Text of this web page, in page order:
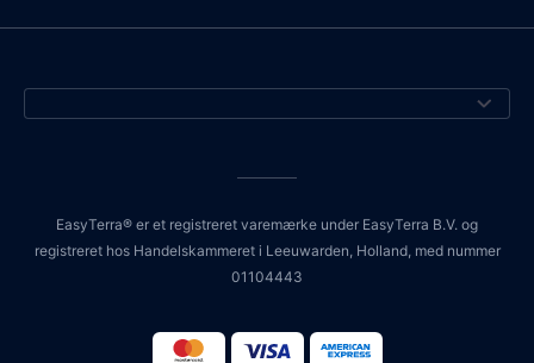
EasyTerra® er et registreret varemærke under EasyTerra B.V. og
registreret hos Handelskammeret i Leeuwarden, Holland, med nummer
01104443